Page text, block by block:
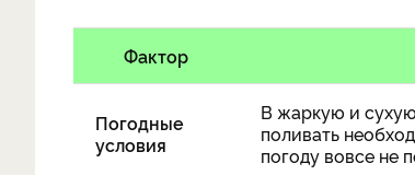
Фактор
Погодные
условия
В жаркую и сухую
поливать
погоду вовсе не